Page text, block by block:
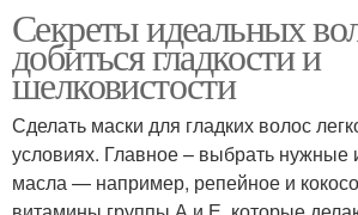
Маски для волос
Средства для гладкости
Секреты идеальных
добиться гладкости и
шелковистости
Сделать маски для гладких волос
условиях. Главное – выбрать нужные
масла — например, репейное и